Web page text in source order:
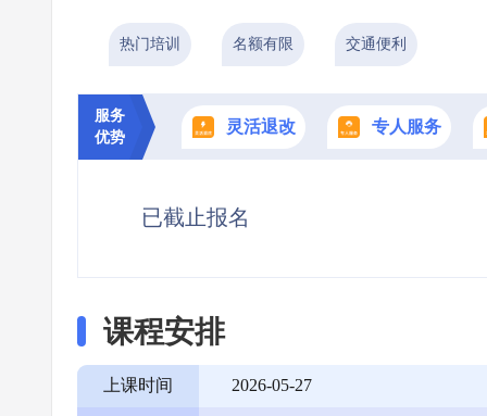
热门培训 名额有限 交通便利
服务
优势
灵活退改 专人服务
已截止报名
课程安排
上课时间 2026-05-27